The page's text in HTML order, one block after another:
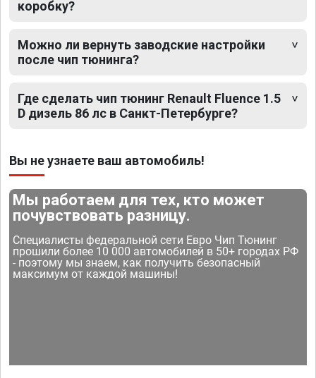
коробку?
Можно ли вернуть заводские настройки
после чип тюнинга?
Где сделать чип тюнинг Renault Fluence 1.5
D дизель 86 лс в Санкт-Петербурге?
Вы не узнаете ваш автомобиль!
Мы работаем для тех, кто может
почувствовать разницу.
Специалисты федеральной сети Евро Чип Тюнинг
прошили более 10 000 автомобилей в 50+ городах РФ
- поэтому мы знаем, как получить безопасный
максимум от каждой машины!